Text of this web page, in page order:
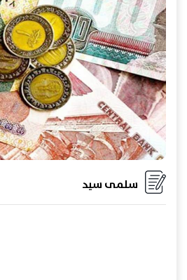
سلمى سيد